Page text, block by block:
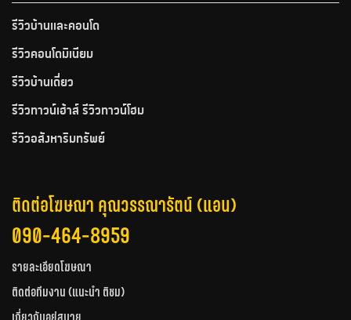
รีวิวบ้านและคอนโด
รีวิวคอนโดมิเนียม
รีวิวบ้านเดี่ยว
รีวิวทาวน์เฮ้าส์ รีวิวทาวน์โฮม
รีวิวอสังหาริมทรัพย์
ติดต่อโฆษณา คุณวรรณารัตน์ (แอน)
090-464-8959
รายละเอียดโฆษณา
ติดต่อทีมงาน (แนะนำ ติชม)